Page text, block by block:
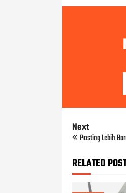
Next
Posting Lebih
RELATED